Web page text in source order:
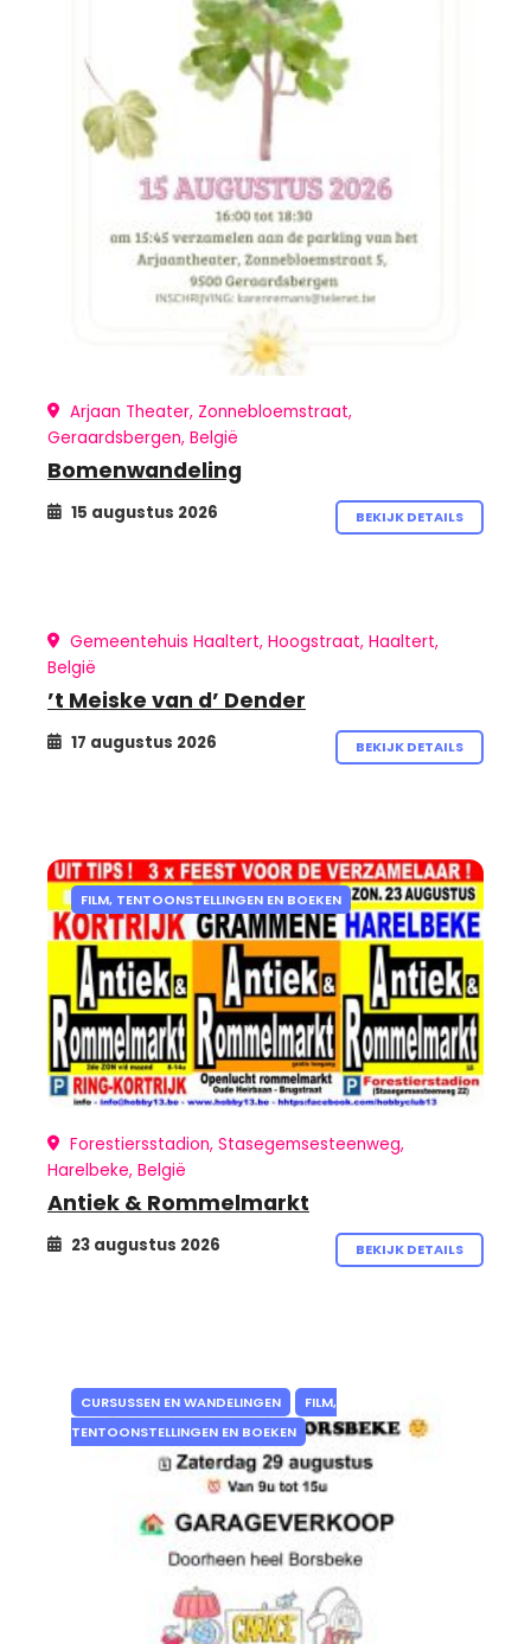
Arjaan Theater, Zonnebloemstraat,
Geraardsbergen, België
Bomenwandeling
15 augustus 2026 BEKIJK DETAILS
Gemeentehuis Haaltert, Hoogstraat, Haaltert,
België
’t Meiske van d’ Dender
17 augustus 2026 BEKIJK DETAILS
FILM, TENTOONSTELLINGEN EN BOEKEN
Forestiersstadion, Stasegemsesteenweg,
Harelbeke, België
Antiek & Rommelmarkt
23 augustus 2026 BEKIJK DETAILS
CURSUSSEN EN WANDELINGEN
FILM,
TENTOONSTELLINGEN EN BOEKEN